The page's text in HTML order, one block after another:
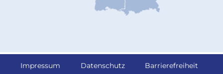
Impressum Datenschutz Barrierefreiheit